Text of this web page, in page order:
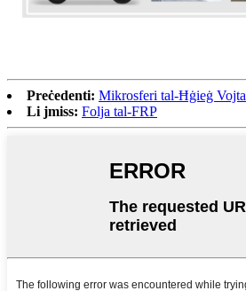
Preċedenti: Mikrosferi tal-Ħġieġ Vojta
Li jmiss: Folja tal-FRP